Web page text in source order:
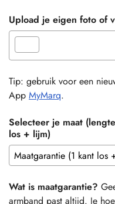
Upload je eigen foto of
Tip: gebruik voor een
App MyMarq.
Selecteer je maat
los + lijm)
Wat is maatgarantie?
armband past altijd. Je